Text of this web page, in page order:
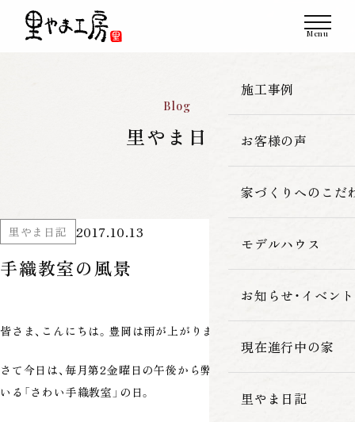
施工事例
一覧
新築
改築・リフォーム
お客様の声
家づくりへのこだ
里やま工房の家
素材へのこだわ
暮らしの性能
モデルハウス
お知らせ・イベント
現在進行中の家
里やま日記
Blog
里やま日記
里やま日記 2017.10.13
手織教室の風景
皆さま、こんにちは。豊岡は雨が上がりましたが、少し肌寒いです。
さて今日は、毎月第2金曜日の午後から弊社で貸館として行なわれて
いる「さわい手織教室」の日。